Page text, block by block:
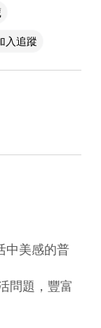
入追蹤
中美感的普
問題，豐富